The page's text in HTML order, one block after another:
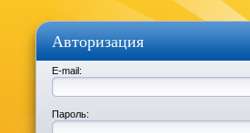
Авторизация
E-mail:
Пароль: